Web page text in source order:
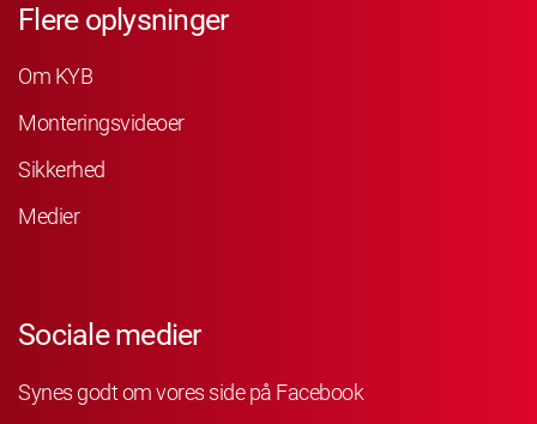
Flere oplysninger
Om KYB
Monteringsvideoer
Sikkerhed
Medier
Sociale medier
Synes godt om vores side på Facebook